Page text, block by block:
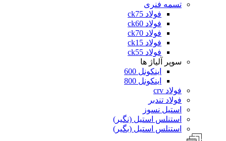
تسمه فنری
فولاد ck75
فولاد ck60
فولاد ck70
فولاد ck15
فولاد ck55
سوپر آلیاژ ها
اینکونل 600
اینکونل 800
فولاد crv
فولاد تندبر
استیل نسوز
استنلس استیل (نگیر)
استنلس استیل (بگیر)